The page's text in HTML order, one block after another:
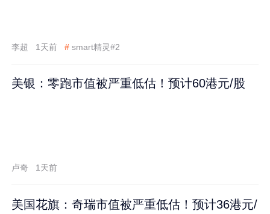
李超 1天前 # smart精灵#2
美银：零跑市值被严重低估！预计60港元/股
卢奇 1天前
美国花旗：奇瑞市值被严重低估！预计36港元/